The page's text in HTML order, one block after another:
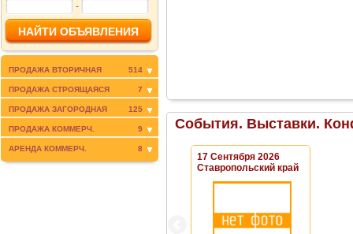
-
ПРОДАЖА ВТОРИЧНАЯ 514
ПРОДАЖА СТРОЯЩАЯСЯ 7
ПРОДАЖА ЗАГОРОДНАЯ 125
ПРОДАЖА КОММЕРЧ. 9
АРЕНДА КОММЕРЧ. 8
События. Выставки.
17 Сентября 2026
Ставропольский край